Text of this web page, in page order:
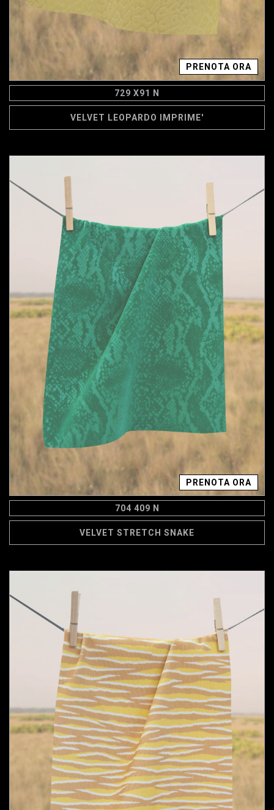
PRENOTA ORA
729 X91 N
VELVET LEOPARDO IMPRIME'
PRENOTA ORA
704 409 N
VELVET STRETCH SNAKE